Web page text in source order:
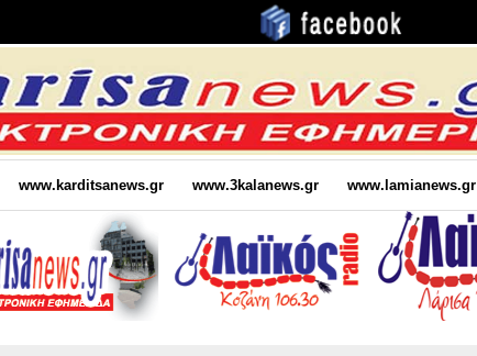
www.karditsanews.gr www.3kalanews.gr www.lamianews.gr